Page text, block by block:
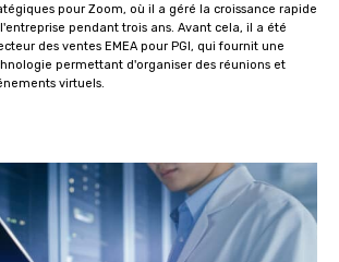
pour Zoom, où il a géré la croissance rapide
pendant trois ans. Avant cela, il a été
des ventes EMEA pour PGI, qui fournit une
permettant d'organiser des réunions et
virtuels.